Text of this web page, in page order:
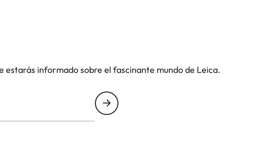
estarás informado sobre el fascinante mundo de Leica.